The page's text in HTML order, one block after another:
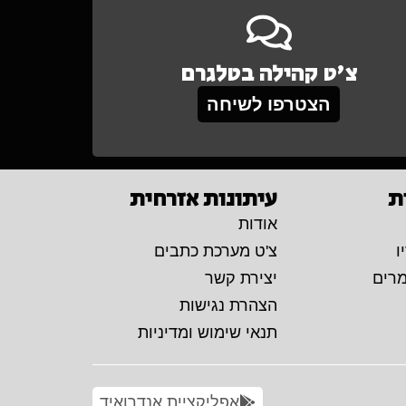
צ'ט קהילה בטלגרם
הצטרפו לשיחה
עיתונות אזרחית
אודות
צ'ט מערכת כתבים
יצירת קשר
הצהרת נגישות
תנאי שימוש ומדיניות
אפליקציית אנדרואיד